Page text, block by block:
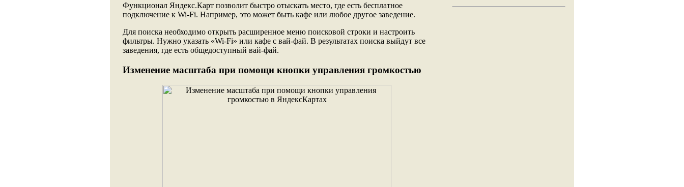
Функционал Яндекс.Карт позволит быстро отыскать место, где есть бесплатное
подключение к Wi-Fi. Например, это может быть кафе или любое другое заведение.
Для поиска необходимо открыть расширенное меню поисковой строки и настроить
фильтры. Нужно указать «Wi-Fi» или кафе с вай-фай. В результатах поиска выйдут все
заведения, где есть общедоступный вай-фай.
Изменение масштаба при помощи кнопки управления громкостью